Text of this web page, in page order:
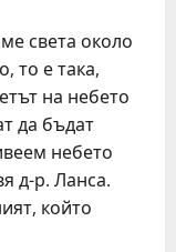
света около
то е така,
на небето
да бъдат
небето
д-р. Ланса.
който